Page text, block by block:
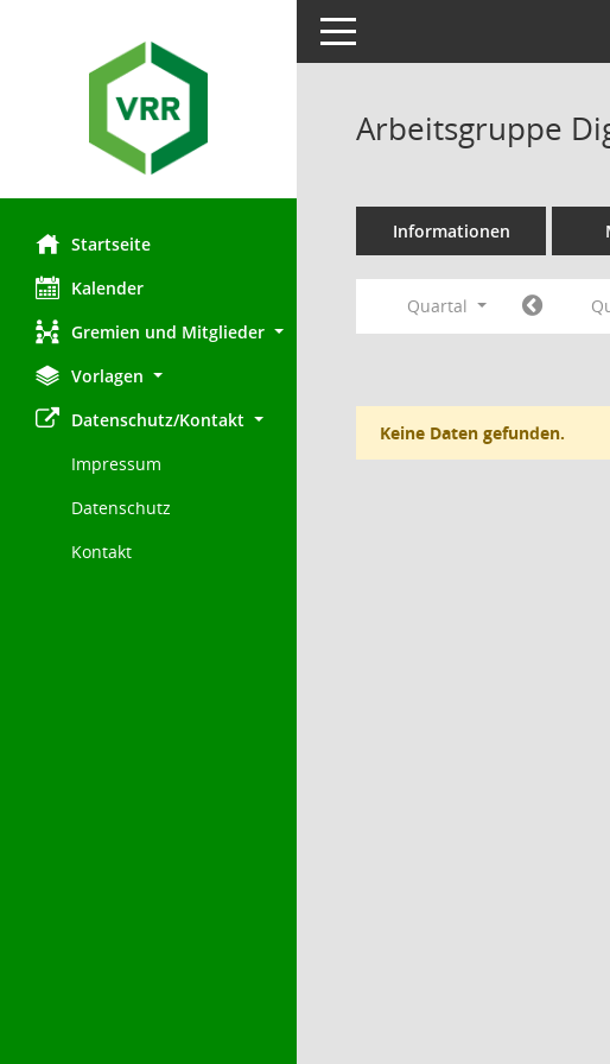
Startseite
Kalender
Gremien und Mitglieder
Vorlagen
Datenschutz/Kontakt
Impressum
Datenschutz
Kontakt
Toggle navigation
Arbeitsgruppe
Informationen
Quartal
Keine Daten gefunden.